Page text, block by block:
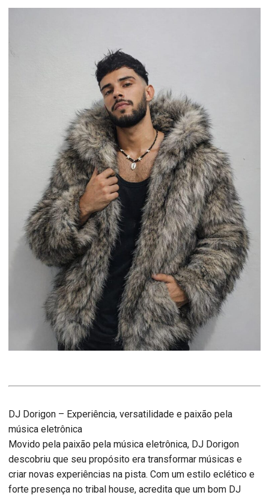
DJ Dorigon – Experiência, versatilidade e paixão pela
música eletrônica
Movido pela paixão pela música eletrônica, DJ Dorigon
descobriu que seu propósito era transformar músicas e
criar novas experiências na pista. Com um estilo eclético e
forte presença no tribal house, acredita que um bom DJ